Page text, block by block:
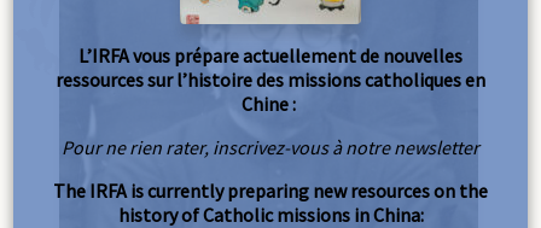
L’IRFA vous prépare actuellement de nouvelles
ressources sur l’histoire des missions catholiques en
Chine :
Pour ne rien rater, inscrivez-vous à notre newsletter
The IRFA is currently preparing new resources on the
history of Catholic missions in China: